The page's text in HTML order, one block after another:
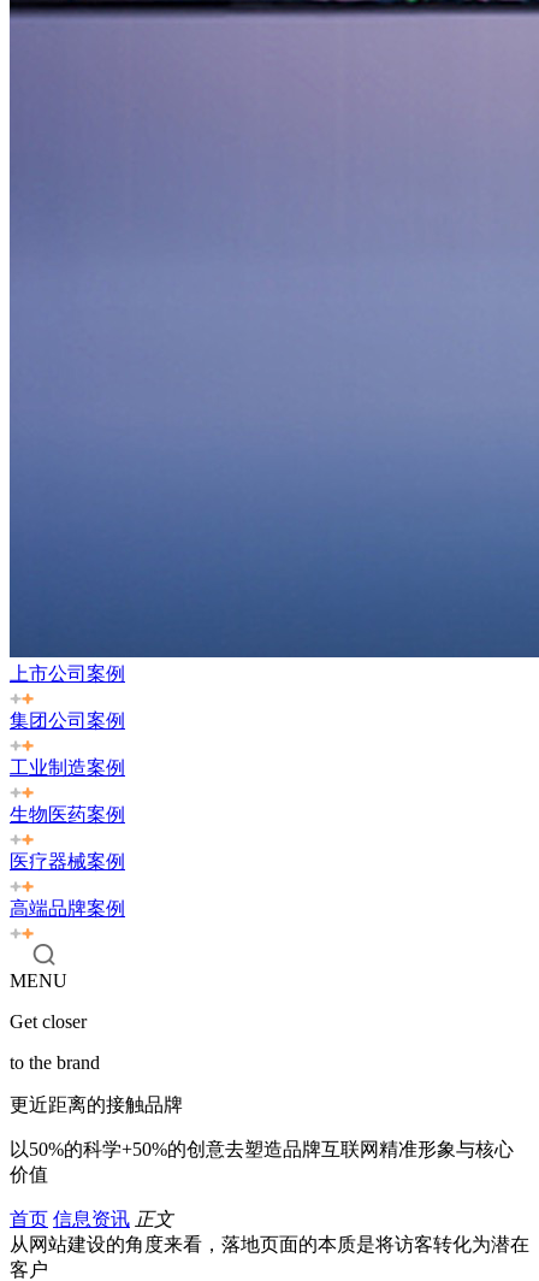
上市公司案例
集团公司案例
工业制造案例
生物医药案例
医疗器械案例
高端品牌案例
MENU
Get closer
to the brand
更近距离的接触品牌
以50%的科学+50%的创意去塑造品牌互联网精准形象与核心
价值
首页 信息资讯 正文
从网站建设的角度来看，落地页面的本质是将访客转化为潜在
客户